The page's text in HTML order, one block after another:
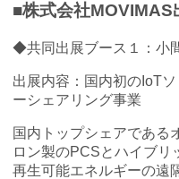
■株式会社MOVIMAS
◆共同出展ブース１：小
出展内容：国内初のIoT
ーシェアリング事業
国内トップシェアである
ロン製のPCSとハイブリ
再生可能エネルギーの遠